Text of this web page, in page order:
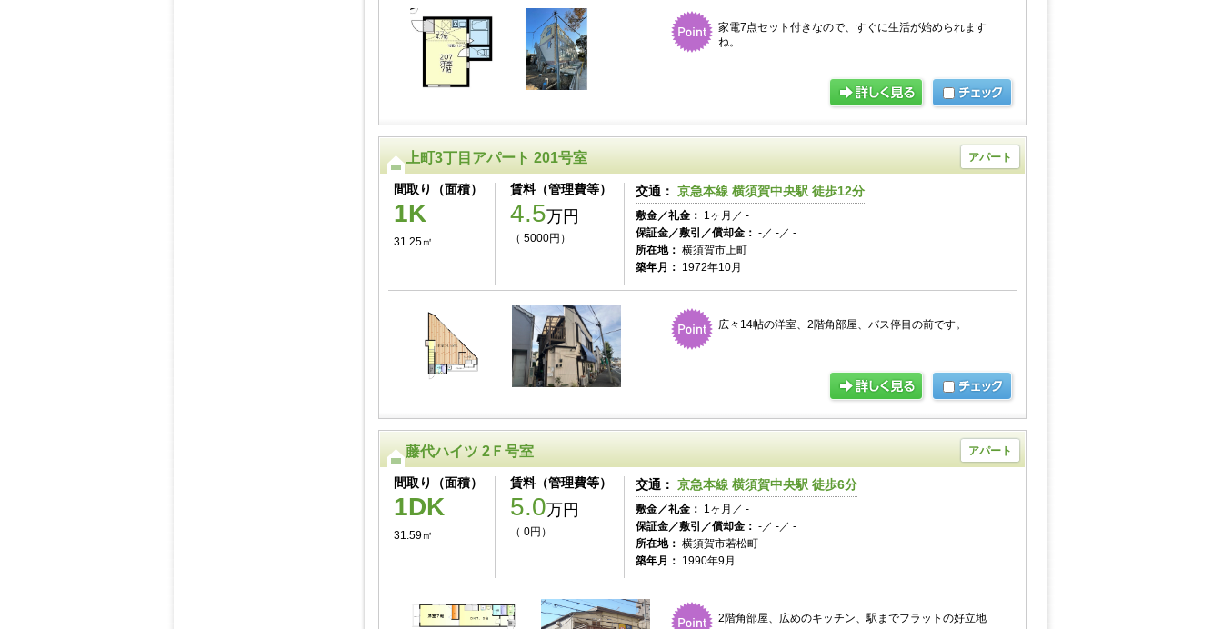
家電7点セット付きなので、すぐに生活が始められます
ね。
上町3丁目アパート 201号室 アパート
間取り（面積）
1K
31.25㎡
賃料（管理費等）
4.5万円
（ 5000円）
交通： 京急本線 横須賀中央駅 徒歩12分
敷金／礼金： 1ヶ月／ -
保証金／敷引／償却金： -／ -／ -
所在地： 横須賀市上町
築年月： 1972年10月
広々14帖の洋室、2階角部屋、バス停目の前です。
藤代ハイツ 2Ｆ号室 アパート
間取り（面積）
1DK
31.59㎡
賃料（管理費等）
5.0万円
（ 0円）
交通： 京急本線 横須賀中央駅 徒歩6分
敷金／礼金： 1ヶ月／ -
保証金／敷引／償却金： -／ -／ -
所在地： 横須賀市若松町
築年月： 1990年9月
2階角部屋、広めのキッチン、駅までフラットの好立地